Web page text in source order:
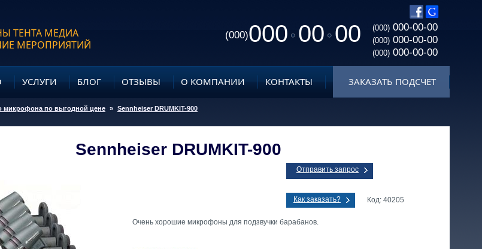
ТЕНТА МЕДИА
МЕРОПРИЯТИЙ
(000)000 00 00 (000) 000-00-00
(000) 000-00-00
(000) 000-00-00
УСЛУГИ БЛОГ ОТЗЫВЫ О КОМПАНИИ КОНТАКТЫ ЗАКАЗАТЬ ПОДСЧЕТ
микрофона по выгодной цене » Sennheiser DRUMKIT-900
Sennheiser DRUMKIT-900
Отправить запрос
Как заказать? Код: 40205
Очень хорошие микрофоны для подзвучки барабанов.